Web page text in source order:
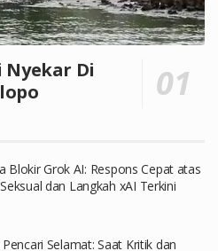
Nyekar Di
Blokir Grok AI: Respons Cepat atas
dan Langkah xAI Terkini
Selamat: Saat Kritik dan